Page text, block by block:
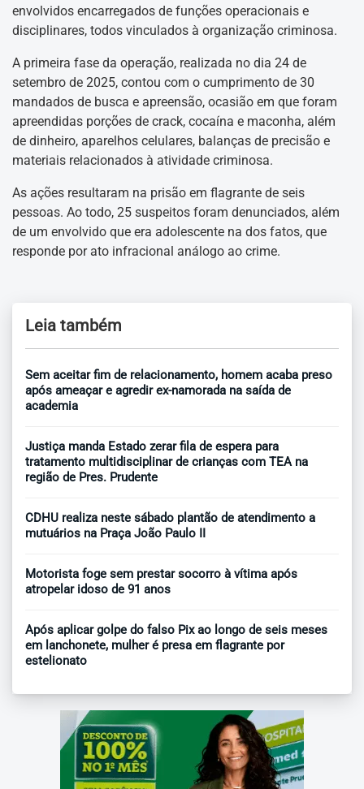
envolvidos encarregados de funções operacionais e
disciplinares, todos vinculados à organização criminosa.
A primeira fase da operação, realizada no dia 24 de
setembro de 2025, contou com o cumprimento de 30
mandados de busca e apreensão, ocasião em que foram
apreendidas porções de crack, cocaína e maconha, além
de dinheiro, aparelhos celulares, balanças de precisão e
materiais relacionados à atividade criminosa.
As ações resultaram na prisão em flagrante de seis
pessoas. Ao todo, 25 suspeitos foram denunciados, além
de um envolvido que era adolescente na dos fatos, que
responde por ato infracional análogo ao crime.
Leia também
Sem aceitar fim de relacionamento, homem acaba preso
após ameaçar e agredir ex-namorada na saída de
academia
Justiça manda Estado zerar fila de espera para
tratamento multidisciplinar de crianças com TEA na
região de Pres. Prudente
CDHU realiza neste sábado plantão de atendimento a
mutuários na Praça João Paulo II
Motorista foge sem prestar socorro à vítima após
atropelar idoso de 91 anos
Após aplicar golpe do falso Pix ao longo de seis meses
em lanchonete, mulher é presa em flagrante por
estelionato